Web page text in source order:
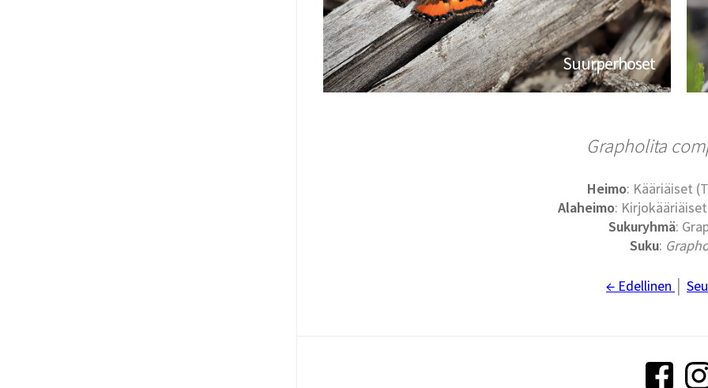
Suurperhoset
Grapholita
Heimo: Kääriäiset
Alaheimo:
Sukuryhmä:
Suku:
← Edellinen